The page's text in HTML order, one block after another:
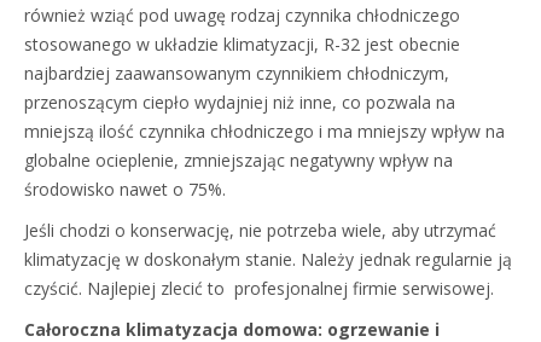
również wziąć pod uwagę rodzaj czynnika chłodniczego
stosowanego w układzie klimatyzacji, R-32 jest obecnie
najbardziej zaawansowanym czynnikiem chłodniczym,
przenoszącym ciepło wydajniej niż inne, co pozwala na
mniejszą ilość czynnika chłodniczego i ma mniejszy wpływ na
globalne ocieplenie, zmniejszając negatywny wpływ na
środowisko nawet o 75%.
Jeśli chodzi o konserwację, nie potrzeba wiele, aby utrzymać
klimatyzację w doskonałym stanie. Należy jednak regularnie ją
czyścić. Najlepiej zlecić to profesjonalnej firmie serwisowej.
Całoroczna klimatyzacja domowa: ogrzewanie i